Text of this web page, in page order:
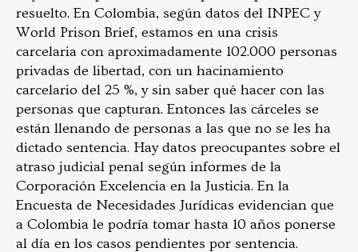
resuelto. En Colombia, según datos del INPEC y
World Prison Brief, estamos en una crisis
carcelaria con aproximadamente 102.000 personas
privadas de libertad, con un hacinamiento
carcelario del 25 %, y sin saber qué hacer con las
personas que capturan. Entonces las cárceles se
están llenando de personas a las que no se les ha
dictado sentencia. Hay datos preocupantes sobre el
atraso judicial penal según informes de la
Corporación Excelencia en la Justicia. En la
Encuesta de Necesidades Jurídicas evidencian que
a Colombia le podría tomar hasta 10 años ponerse
al día en los casos pendientes por sentencia.